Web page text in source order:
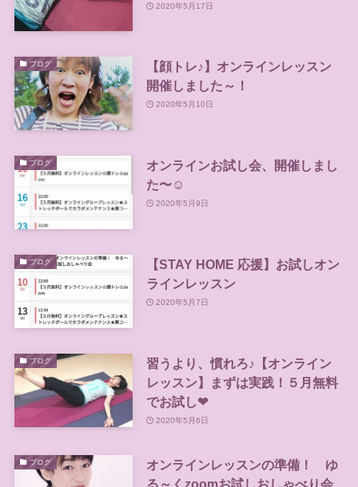
2020年5月17日
ブログ
【顔トレ♪】オンラインレッスン
開催しました～！
2020年5月10日
ブログ
オンラインお試し会、開催しまし
た〜☺️
2020年5月9日
ブログ
【STAY HOME 応援】お試しオン
ラインレッスン
2020年5月7日
ブログ
習うより、慣れろ♪【オンライン
レッスン】まずは実践！５月無料
でお試し❤
2020年5月6日
ブログ
オンラインレッスンの準備！ ゆ
る～くzoomお試しおしゃべり会